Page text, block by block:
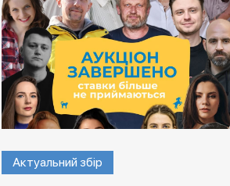
Актуальний збір